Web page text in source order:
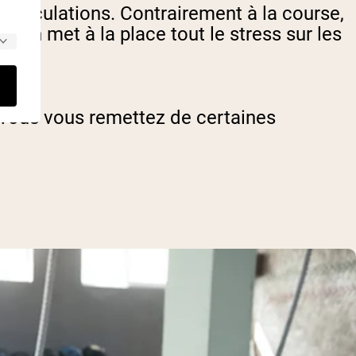
Contrairement à la course,
met à la place tout le stress sur les
vous remettez de certaines